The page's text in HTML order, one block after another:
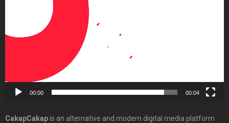
00:00 00:04
CakapCakapis an alternative and modern digital media platform